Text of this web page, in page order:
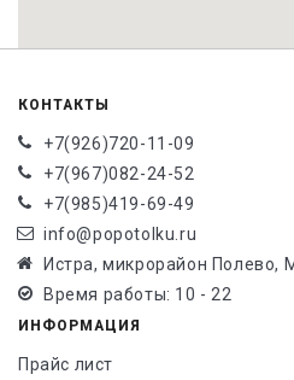
КОНТАКТЫ
+7(926)720-11-09
+7(967)082-24-52
+7(985)419-69-49
info@popotolku.ru
Истра, микрорайон Полево,
Время работы: 10 - 22
ИНФОРМАЦИЯ
Прайс лист